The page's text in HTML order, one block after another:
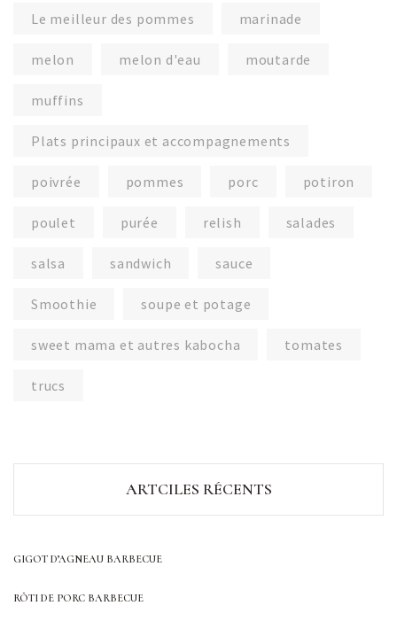
Le meilleur des pommes marinade
melon melon d'eau moutarde
muffins
Plats principaux et accompagnements
poivrée pommes porc potiron
poulet purée relish salades
salsa sandwich sauce
Smoothie soupe et potage
sweet mama et autres kabocha tomates
trucs
ARTCILES RÉCENTS
GIGOT D’AGNEAU BARBECUE
RÔTI DE PORC BARBECUE